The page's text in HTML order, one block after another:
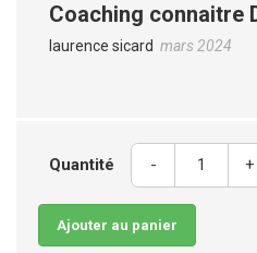
Coaching connaitre
laurence sicard mars 2024
Quantité - +
Ajouter au panier